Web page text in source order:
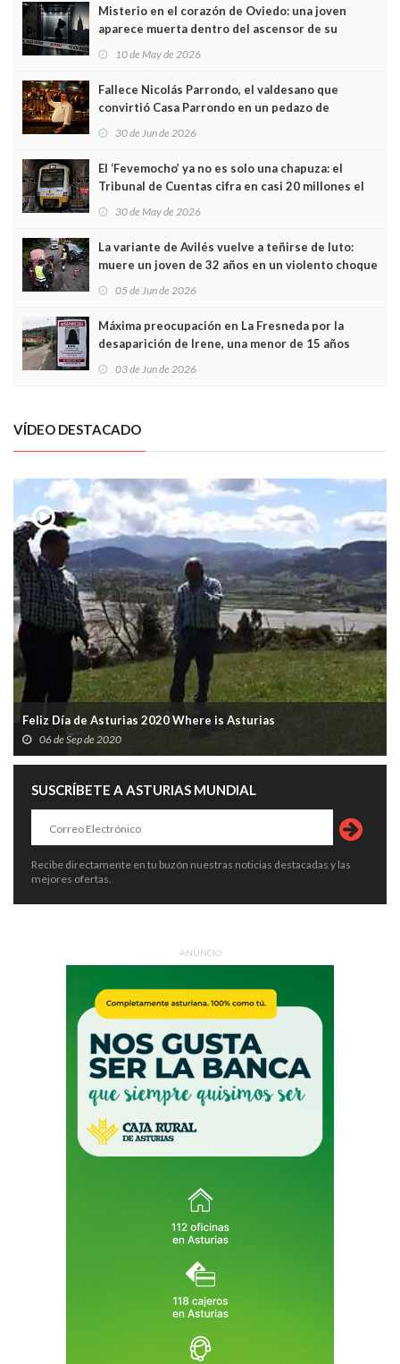
Misterio en el corazón de Oviedo: una joven
aparece muerta dentro del ascensor de su
edificio y las cámaras captan sus últimos minutos
10 de May de 2026
Fallece Nicolás Parrondo, el valdesano que
convirtió Casa Parrondo en un pedazo de
Asturias en Madrid
30 de Jun de 2026
El ‘Fevemocho’ ya no es solo una chapuza: el
Tribunal de Cuentas cifra en casi 20 millones el
sobrecoste de los trenes que no cabían por los
30 de May de 2026
La variante de Avilés vuelve a teñirse de luto:
muere un joven de 32 años en un violento choque
frontal
05 de Jun de 2026
Máxima preocupación en La Fresneda por la
desaparición de Irene, una menor de 15 años
03 de Jun de 2026
VÍDEO DESTACADO
Feliz Día de Asturias 2020 Where is Asturias
06 de Sep de 2020
SUSCRÍBETE A ASTURIAS MUNDIAL
Recibe directamente en tu buzón nuestras noticias destacadas y las
mejores ofertas.
ANUNCIO